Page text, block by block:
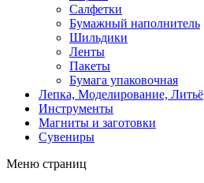
Салфетки
Бумажный наполнитель
Шильдики
Ленты
Пакеты
Бумага упаковочная
Лепка, Моделирование, Литьё
Инструменты
Магниты и заготовки
Сувениры
Меню страниц